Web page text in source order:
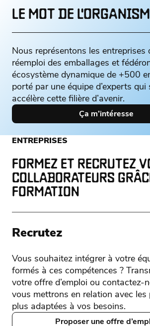
LE MOT DE
Nous représentons les entreprises
réemploi des emballages et
écosystème dynamique de +500
porté par une équipe d’experts
accélère cette filière d’avenir.
Ça m’intéresse
ENTREPRISES
FORMEZ ET RECRUTEZ
COLLABORATEURS
FORMATION
Recrutez
Vous souhaitez intégrer à votre
formés à ces compétences ?
votre offre d’emploi ou contactez-
vous mettrons en relation avec les
plus adaptées à vos besoins.
Proposer une offre